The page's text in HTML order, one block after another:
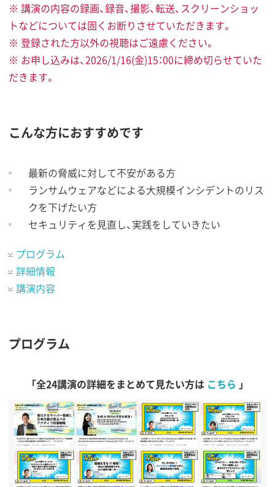
※ 講演の内容の録画、録音、撮影、転送、スクリーンショッ
トなどについては固くお断りさせていただきます。
※ 登録された方以外の視聴はご遠慮ください。
※ お申し込みは、2026/1/16(金)15：00に締め切らせていた
だきます。
こんな方におすすめです
最新の脅威に対して不安がある方
ランサムウェアなどによる大規模インシデントのリス
クを下げたい方
セキュリティを見直し、実践をしていきたい
プログラム
詳細情報
講演内容
プログラム
「全24講演の詳細をまとめて見たい方は こちら 」